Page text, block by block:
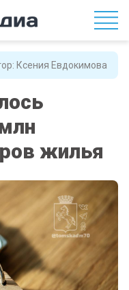
Ксения Евдокимова
жилья